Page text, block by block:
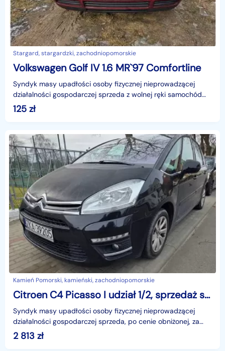
Stargard, stargardzki, zachodniopomorskie
Volkswagen Golf IV 1.6 MR`97 Comfortline
Syndyk masy upadłości osoby fizycznej nieprowadzącej
działalności gospodarczej sprzeda z wolnej ręki samochód
osobowy marki Volkswagen Golf IV 1.6 MR`97 Comfort
125 zł
Kamień Pomorski, kamieński, zachodniopomorskie
Citroen C4 Picasso I udział 1/2, sprzedaż syndyka
Syndyk masy upadłości osoby fizycznej nieprowadzącej
działalności gospodarczej sprzeda, po cenie obniżonej, za
najwyższą zaoferowaną cenę, nie niższą niż 2.812,
2 813 zł